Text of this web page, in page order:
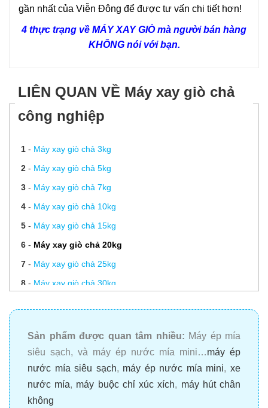
gần nhất của Viễn Đông để được tư vấn chi tiết hơn!
4 thực trạng về MÁY XAY GIÒ mà người bán hàng
KHÔNG nói với bạn.
LIÊN QUAN VỀ Máy xay giò chả
công nghiệp
1- Máy xay giò chả 3kg
2- Máy xay giò chả 5kg
3- Máy xay giò chả 7kg
4- Máy xay giò chả 10kg
5- Máy xay giò chả 15kg
6- Máy xay giò chả 20kg
7- Máy xay giò chả 25kg
8- Máy xay giò chả 30kg
11-Lưỡi dao xay giò
Lưỡi dao trộn quết chả cá
Lưỡi dao đánh chà bông
14-Biến tần máy xay giò
Sản phẩm được quan tâm nhiều: Máy ép mía
siêu sạch, và máy ép nước mía mini…máy ép
nước mía siêu sạch, máy ép nước mía mini,xe
nước mía, máy buộc chỉ xúc xích, máy hút chân
không